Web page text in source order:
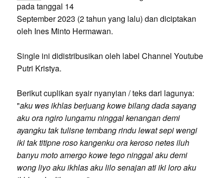
pada tanggal 14
September 2023 (2 tahun yang lalu) dan diciptakan
oleh Ines Minto Hermawan.
Single ini didistribusikan oleh label Channel Youtube
Putri Kristya.
Berikut cuplikan syair nyanyian / teks dari lagunya:
"aku wes ikhlas berjuang kowe bilang dada sayang
aku ora ngiro lungamu ninggal kenangan demi
ayangku tak tulisne tembang rindu lewat sepi wengi
iki tak titipne roso kangenku ora keroso netes iluh
banyu moto amergo kowe tego ninggal aku demi
wong liyo aku ikhlas aku lilo senajan ati iki loro aku